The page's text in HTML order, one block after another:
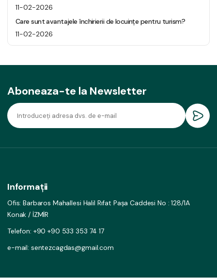
11-02-2026
Care sunt avantajele închirierii de locuințe pentru turism?
11-02-2026
Aboneaza-te la Newsletter
Informații
Ofis: Barbaros Mahallesi Halil Rıfat Paşa Caddesi No : 128/1A
Konak / İZMİR
Telefon: +90 +90 533 353 74 17
e-mail: sentezcagdas@gmail.com